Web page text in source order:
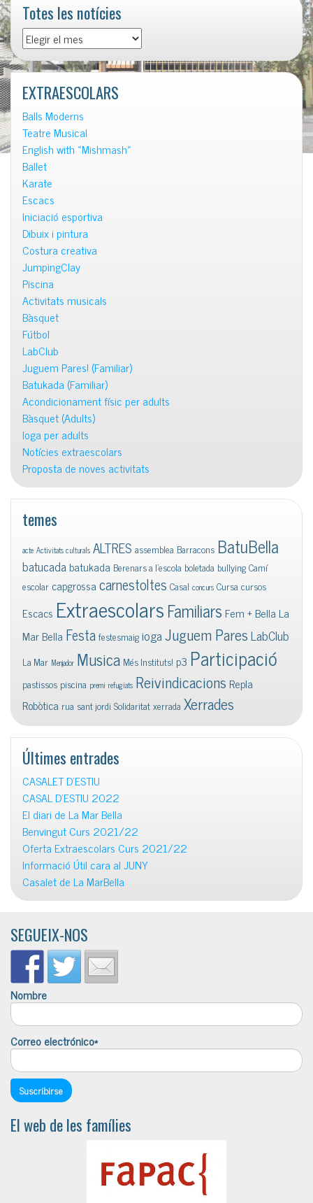
Totes les notícies
Totes
les
notícies
EXTRAESCOLARS
Balls Moderns
Teatre Musical
English with «Mishmash»
Ballet
Karate
Escacs
Iniciació esportiva
Dibuix i pintura
Costura creativa
JumpingClay
Piscina
Activitats musicals
Bàsquet
Fútbol
LabClub
Juguem Pares! (Familiar)
Batukada (Familiar)
Acondicionament físic per adults
Bàsquet (Adults)
Ioga per adults
Notícies extraescolars
Proposta de noves activitats
temes
acte Activitats culturals ALTRES assemblea Barracons BatuBella
batucadabatukada Berenars a l'escola boletada bullyingCamí
escolar capgrossacarnestoltes Casal concurs Cursa cursos
Escacs ExtraescolarsFamiliars Fem + Bella La
Mar Bella FestafestesmaigiogaJuguem ParesLabClub
La Mar Menjador Musica Més Instituts! p3 Participació
pastissos piscina premi refugiats Reivindicacions Repla
Robòtica rua sant jordi Solidaritatxerrada Xerrades
Últimes entrades
CASALET D’ESTIU
CASAL D’ESTIU 2022
El diari de La Mar Bella
Benvingut Curs 2021/22
Oferta Extraescolars Curs 2021/22
Informació Útil cara al JUNY
Casalet de La MarBella
SEGUEIX-NOS
Nombre
Correo electrónico*
El web de les famílies